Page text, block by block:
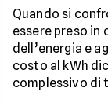
Quando si
essere preso in
dell’energia e
costo al kWh
complessivo di